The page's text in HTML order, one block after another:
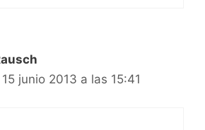
junio 2013 a las 15:41